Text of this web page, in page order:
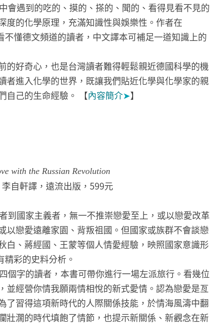
會遇到的吃的、摸的、搽的、聞的、看得見看不見的
度的化學原理，充滿知識性與娛樂性。作者在
懂德文頻道的讀者，中文譯本可補足一道知識上的
的好奇心，也是台灣讀者難得輕鬆親近德國科學的機
者進入化學的世界，既讓我們貼近化學與化學家的親
自己的生命經驗。 【內容簡介➤】
with the Russian Revolution
自軒譯，遠流出版，599元
到國家主義者，無一不推崇戀愛至上，或以戀愛改革
以戀愛遠離家園、背叛祖國。但國家或族群不會談戀
白、蔣經國、王蒙等個人情愛經驗，映照國家意識形
彩的史料分析。
個字的讀者，本書可帶你進行一場左派旅行。看幾位
並經營你情我願兩情相悅的新式愛情。認為戀愛是亙
了習得這項新時代的人際關係技能，於情海風濤中翻
壯濶的時代填飽了情節，也提示新關係、新觀念在新